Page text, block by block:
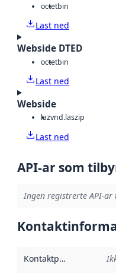
octetbin
Last ned
Webside DTED
octetbin
Last ned
Webside
lazvnd.laszip
Last ned
API-ar som
Ingen registrerte API-
Kontaktpunkt